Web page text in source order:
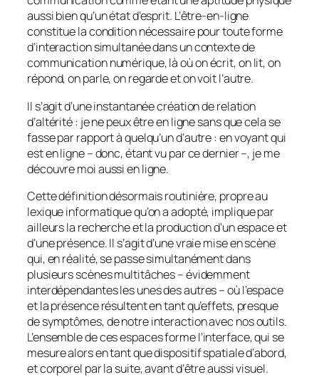
aussi bien qu’un état d’esprit. L’être-en-ligne
constitue la condition nécessaire pour toute forme
d’interaction simultanée dans un contexte de
communication numérique, là où on écrit, on lit, on
répond, on parle, on regarde et on voit l’autre.
Il s’agit d’une instantanée création de relation
d’altérité : je ne peux être en ligne sans que cela se
fasse par rapport à quelqu’un d’autre : en voyant qui
est en ligne – donc, étant vu par ce dernier –, je me
découvre moi aussi en ligne.
Cette définition désormais routinière, propre au
lexique informatique qu’on a adopté, implique par
ailleurs la recherche et la production d’un espace et
d’une présence. Il s’agit d’une vraie mise en scène
qui, en réalité, se passe simultanément dans
plusieurs scènes multitâches – évidemment
interdépendantes les unes des autres – où l’espace
et la présence résultent en tant qu’effets, presque
de symptômes, de notre interaction avec nos outils.
L’ensemble de ces espaces forme l’interface, qui se
mesure alors en tant que dispositif spatiale d’abord,
et corporel par la suite, avant d’être aussi visuel.